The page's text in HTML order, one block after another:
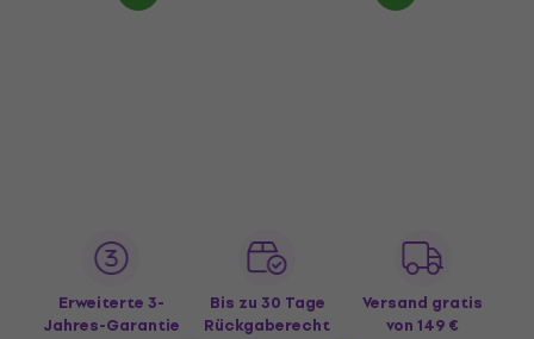
Erweiterte 3-
Jahres-Garantie
Bis zu 30 Tage
Rückgaberecht
Versand gratis
von 149 €